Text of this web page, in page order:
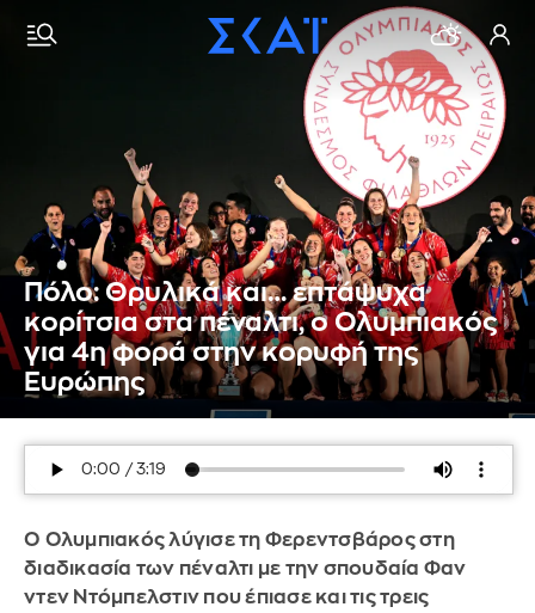
Πόλο: Θρυλικά και… επτάψυχα
κορίτσια στα πέναλτι, ο Ολυμπιακός
για 4η φορά στην κορυφή της
Ευρώπης
Ο Ολυμπιακός λύγισε τη Φερεντσβάρος στη
διαδικασία των πέναλτι με την σπουδαία Φαν
ντεν Ντόμπελστιν που έπιασε και τις τρεις